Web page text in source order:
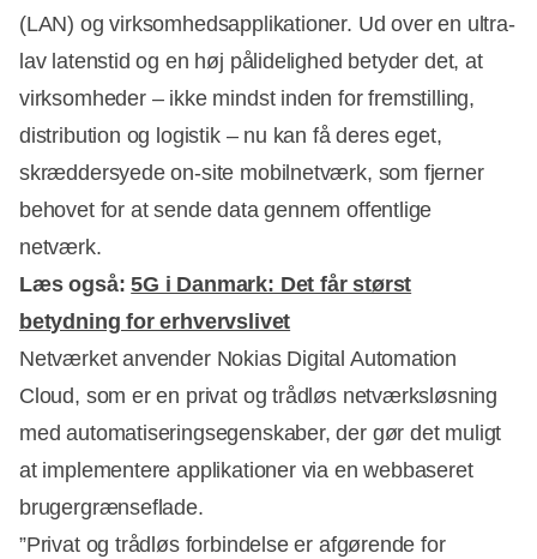
(LAN) og virksomhedsapplikationer. Ud over en ultra-
lav latenstid og en høj pålidelighed betyder det, at
virksomheder – ikke mindst inden for fremstilling,
distribution og logistik – nu kan få deres eget,
skræddersyede on-site mobilnetværk, som fjerner
behovet for at sende data gennem offentlige
netværk.
Læs også:5G i Danmark: Det får størst
betydning for erhvervslivet
Netværket anvender Nokias Digital Automation
Cloud, som er en privat og trådløs netværksløsning
med automatiseringsegenskaber, der gør det muligt
at implementere applikationer via en webbaseret
brugergrænseflade.
”Privat og trådløs forbindelse er afgørende for